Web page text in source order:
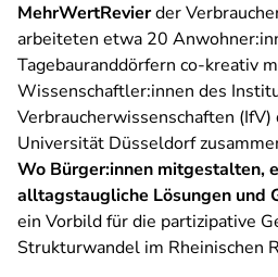
MehrWertRevierder
arbeiteten etwa 20
Tagebauranddörfern co-kreativ
Wissenschaftler:innen des
Verbraucherwissenschaften
Universität Düsseldorf
Wo Bürger:innen mitgestalten,
alltagstaugliche Lösungen und
ein Vorbild für die partizipative
Strukturwandel im Rheinischen